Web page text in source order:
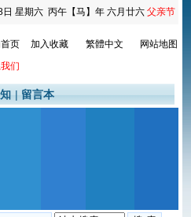
星期六 丙午【马】年 六月廿六 父亲节
页 加入收藏 繁體中文
网站地图
们
|留言本